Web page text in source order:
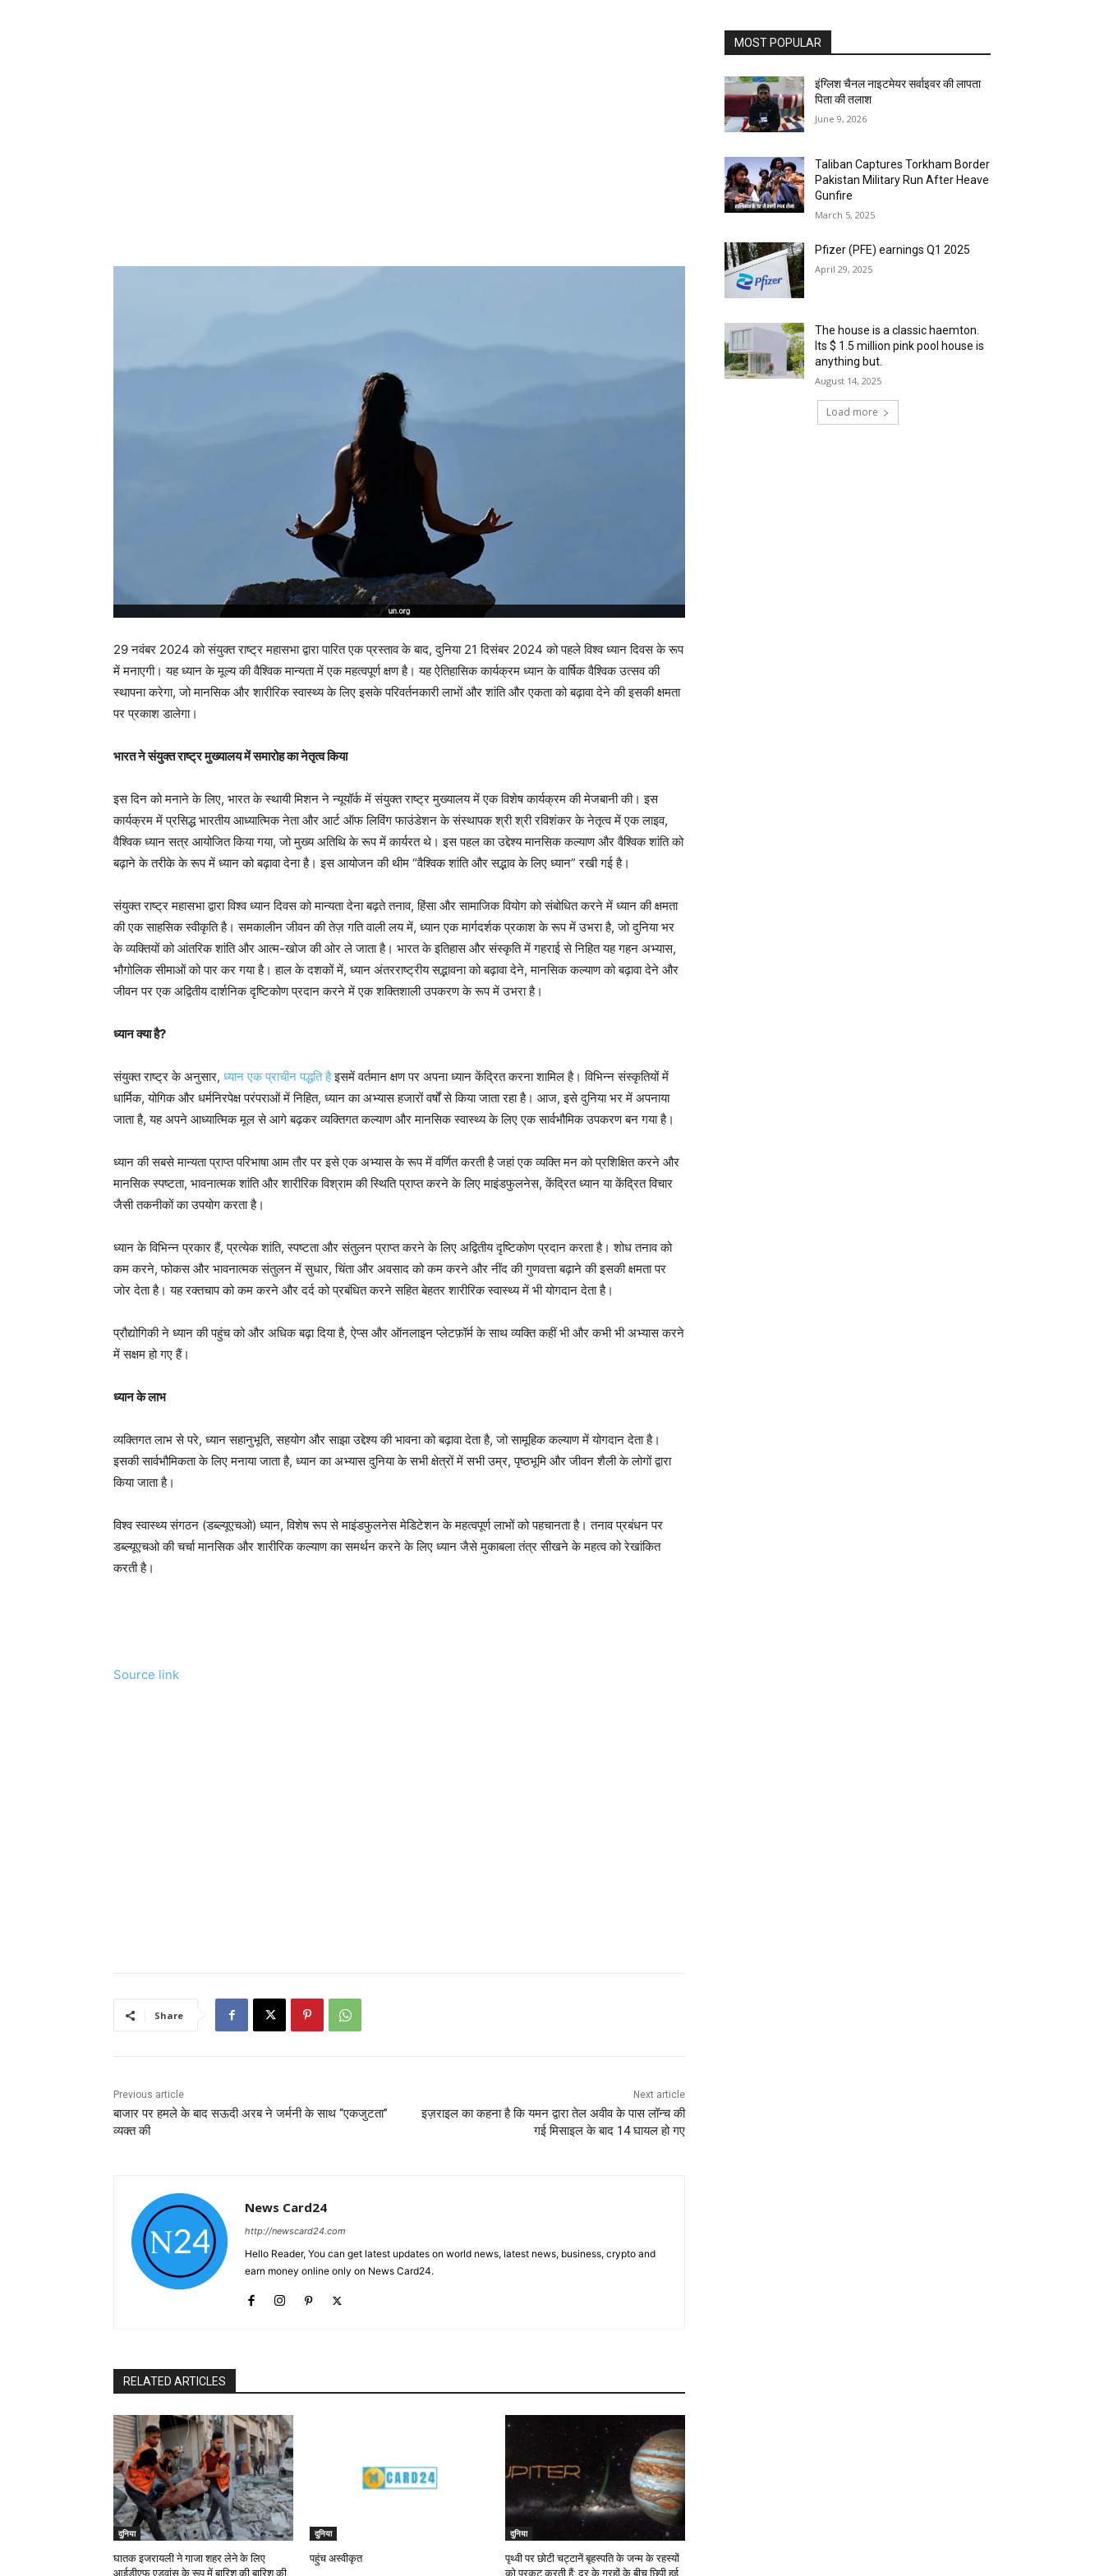
29 नवंबर 2024 को संयुक्त राष्ट्र महासभा द्वारा पारित एक प्रस्ताव के बाद, दुनिया 21 दिसंबर 2024 को पहले विश्व ध्यान दिवस के रूप
में मनाएगी। यह ध्यान के मूल्य की वैश्विक मान्यता में एक महत्वपूर्ण क्षण है। यह ऐतिहासिक कार्यक्रम ध्यान के वार्षिक वैश्विक उत्सव की
स्थापना करेगा, जो मानसिक और शारीरिक स्वास्थ्य के लिए इसके परिवर्तनकारी लाभों और शांति और एकता को बढ़ावा देने की इसकी क्षमता
पर प्रकाश डालेगा।
भारत ने संयुक्त राष्ट्र मुख्यालय में समारोह का नेतृत्व किया
इस दिन को मनाने के लिए, भारत के स्थायी मिशन ने न्यूयॉर्क में संयुक्त राष्ट्र मुख्यालय में एक विशेष कार्यक्रम की मेजबानी की। इस
कार्यक्रम में प्रसिद्ध भारतीय आध्यात्मिक नेता और आर्ट ऑफ लिविंग फाउंडेशन के संस्थापक श्री श्री रविशंकर के नेतृत्व में एक लाइव,
वैश्विक ध्यान सत्र आयोजित किया गया, जो मुख्य अतिथि के रूप में कार्यरत थे। इस पहल का उद्देश्य मानसिक कल्याण और वैश्विक शांति को
बढ़ाने के तरीके के रूप में ध्यान को बढ़ावा देना है। इस आयोजन की थीम “वैश्विक शांति और सद्भाव के लिए ध्यान” रखी गई है।
संयुक्त राष्ट्र महासभा द्वारा विश्व ध्यान दिवस को मान्यता देना बढ़ते तनाव, हिंसा और सामाजिक वियोग को संबोधित करने में ध्यान की क्षमता
की एक साहसिक स्वीकृति है। समकालीन जीवन की तेज़ गति वाली लय में, ध्यान एक मार्गदर्शक प्रकाश के रूप में उभरा है, जो दुनिया भर
के व्यक्तियों को आंतरिक शांति और आत्म-खोज की ओर ले जाता है। भारत के इतिहास और संस्कृति में गहराई से निहित यह गहन अभ्यास,
भौगोलिक सीमाओं को पार कर गया है। हाल के दशकों में, ध्यान अंतरराष्ट्रीय सद्भावना को बढ़ावा देने, मानसिक कल्याण को बढ़ावा देने और
जीवन पर एक अद्वितीय दार्शनिक दृष्टिकोण प्रदान करने में एक शक्तिशाली उपकरण के रूप में उभरा है।
ध्यान क्या है?
संयुक्त राष्ट्र के अनुसार, ध्यान एक प्राचीन पद्धति हैइसमें वर्तमान क्षण पर अपना ध्यान केंद्रित करना शामिल है। विभिन्न संस्कृतियों में
धार्मिक, योगिक और धर्मनिरपेक्ष परंपराओं में निहित, ध्यान का अभ्यास हजारों वर्षों से किया जाता रहा है। आज, इसे दुनिया भर में अपनाया
जाता है, यह अपने आध्यात्मिक मूल से आगे बढ़कर व्यक्तिगत कल्याण और मानसिक स्वास्थ्य के लिए एक सार्वभौमिक उपकरण बन गया है।
ध्यान की सबसे मान्यता प्राप्त परिभाषा आम तौर पर इसे एक अभ्यास के रूप में वर्णित करती है जहां एक व्यक्ति मन को प्रशिक्षित करने और
मानसिक स्पष्टता, भावनात्मक शांति और शारीरिक विश्राम की स्थिति प्राप्त करने के लिए माइंडफुलनेस, केंद्रित ध्यान या केंद्रित विचार
जैसी तकनीकों का उपयोग करता है।
ध्यान के विभिन्न प्रकार हैं, प्रत्येक शांति, स्पष्टता और संतुलन प्राप्त करने के लिए अद्वितीय दृष्टिकोण प्रदान करता है। शोध तनाव को
कम करने, फोकस और भावनात्मक संतुलन में सुधार, चिंता और अवसाद को कम करने और नींद की गुणवत्ता बढ़ाने की इसकी क्षमता पर
जोर देता है। यह रक्तचाप को कम करने और दर्द को प्रबंधित करने सहित बेहतर शारीरिक स्वास्थ्य में भी योगदान देता है।
प्रौद्योगिकी ने ध्यान की पहुंच को और अधिक बढ़ा दिया है, ऐप्स और ऑनलाइन प्लेटफ़ॉर्म के साथ व्यक्ति कहीं भी और कभी भी अभ्यास करने
में सक्षम हो गए हैं।
ध्यान के लाभ
व्यक्तिगत लाभ से परे, ध्यान सहानुभूति, सहयोग और साझा उद्देश्य की भावना को बढ़ावा देता है, जो सामूहिक कल्याण में योगदान देता है।
इसकी सार्वभौमिकता के लिए मनाया जाता है, ध्यान का अभ्यास दुनिया के सभी क्षेत्रों में सभी उम्र, पृष्ठभूमि और जीवन शैली के लोगों द्वारा
किया जाता है।
विश्व स्वास्थ्य संगठन (डब्ल्यूएचओ) ध्यान, विशेष रूप से माइंडफुलनेस मेडिटेशन के महत्वपूर्ण लाभों को पहचानता है। तनाव प्रबंधन पर
डब्ल्यूएचओ की चर्चा मानसिक और शारीरिक कल्याण का समर्थन करने के लिए ध्यान जैसे मुकाबला तंत्र सीखने के महत्व को रेखांकित
करती है।
Source link
Share
Previous article
बाजार पर हमले के बाद सऊदी अरब ने जर्मनी के साथ “एकजुटता”
व्यक्त की
Next article
इज़राइल का कहना है कि यमन द्वारा तेल अवीव के पास लॉन्च की
गई मिसाइल के बाद 14 घायल हो गए
News Card24
http://newscard24.com
Hello Reader, You can get latest updates on world news, latest news, business, crypto and
earn money online only on News Card24.
RELATED ARTICLES
दुनिया
घातक इजरायली ने गाजा शहर लेने के लिए
आईडीएफ एडवांस के रूप में बारिश की बारिश की
दुनिया
पहुंच अस्वीकृत
दुनिया
पृथ्वी पर छोटी चट्टानें बृहस्पति के जन्म के रहस्यों
को प्रकट करती हैं: दूर के ग्रहों के बीच छिपी हुई
MOST POPULAR
इंग्लिश चैनल नाइटमेयर सर्वाइवर की लापता
पिता की तलाश
June 9, 2026
Taliban Captures Torkham Border
Pakistan Military Run After Heave
Gunfire
March 5, 2025
Pfizer (PFE) earnings Q1 2025
April 29, 2025
The house is a classic haemton.
Its $ 1.5 million pink pool house is
anything but.
August 14, 2025
Load more